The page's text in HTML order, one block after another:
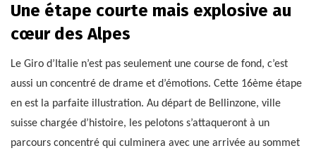
Une étape courte mais explosive au
cœur des Alpes
Le Giro d’Italie n’est pas seulement une course de fond, c’est
aussi un concentré de drame et d’émotions. Cette 16ème étape
en est la parfaite illustration. Au départ de Bellinzone, ville
suisse chargée d’histoire, les pelotons s’attaqueront à un
parcours concentré qui culminera avec une arrivée au sommet